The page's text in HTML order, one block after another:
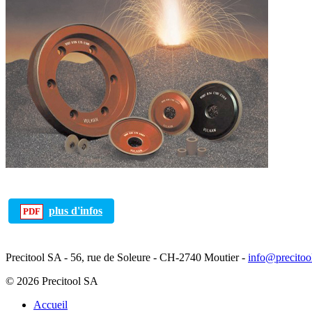
plus d'infos
Precitool SA - 56, rue de Soleure - CH-2740 Moutier -
© 2026 Precitool SA
Accueil